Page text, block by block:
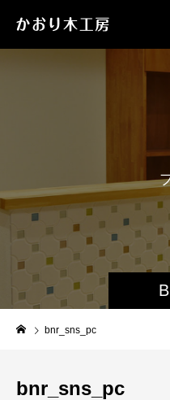
bnr_sns_pc
bnr_sns_pc